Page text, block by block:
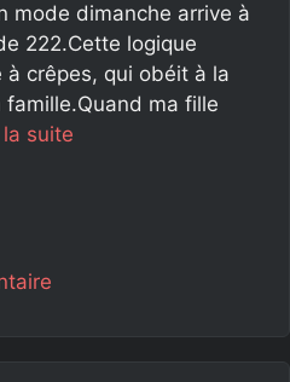
mode dimanche arrive à
222.Cette logique
à crêpes, qui obéit à la
ma fille
suite